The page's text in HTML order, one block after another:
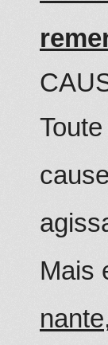
cause
Mais
nante